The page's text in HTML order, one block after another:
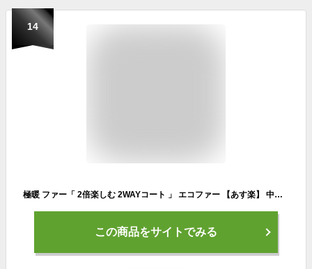
14
極暖 ファー「 2倍楽しむ 2WAYコート 」 エコファー 【あす楽】 中綿 ファー ロングコート ファーコート コート レディース キルト ロングアウター ロング ビッグシルエット アウター リバーシブル フード ペディン 黒 大きいサイズ ブラック 秋 冬 HUG.U
この商品をサイトでみる